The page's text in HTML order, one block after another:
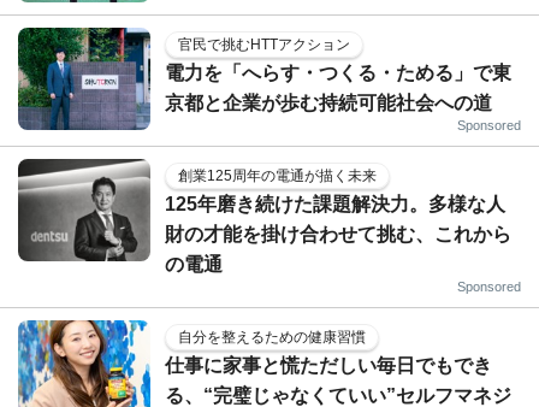
官民で挑むHTTアクション
電力を「へらす・つくる・ためる」で東
京都と企業が歩む持続可能社会への道
Sponsored
創業125周年の電通が描く未来
125年磨き続けた課題解決力。多様な人
財の才能を掛け合わせて挑む、これから
の電通
Sponsored
自分を整えるための健康習慣
仕事に家事と慌ただしい毎日でもでき
る、“完璧じゃなくていい”セルフマネジ